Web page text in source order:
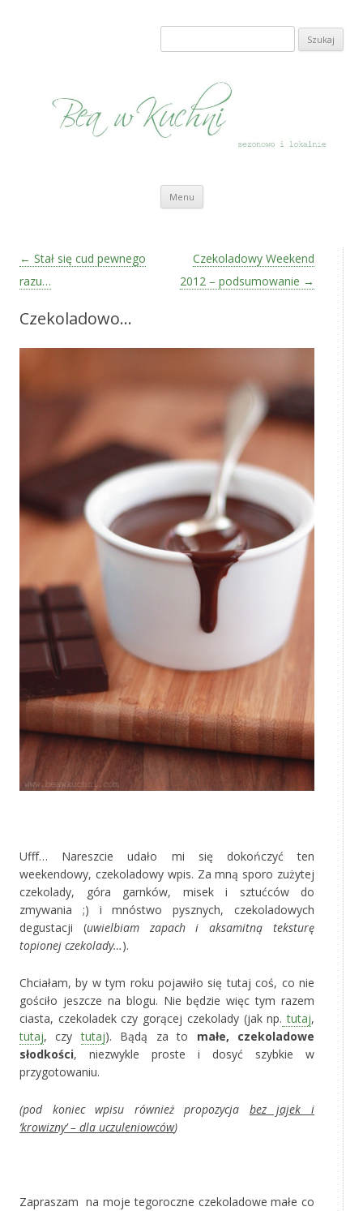
Szukaj:
Menu Przeskocz do treści
Zobacz wpisy
← Stał się cud pewnego
razu…
Czekoladowy Weekend
2012 – podsumowanie →
Czekoladowo…
Ufff… Nareszcie udało mi się dokończyć ten
weekendowy, czekoladowy wpis. Za mną sporo zużytej
czekolady, góra garnków, misek i sztućców do
zmywania ;) i mnóstwo pysznych, czekoladowych
degustacji (uwielbiam zapach i aksamitną teksturę
topionej czekolady…).
Chciałam, by w tym roku pojawiło się tutaj coś, co nie
gościło jeszcze na blogu. Nie będzie więc tym razem
ciasta, czekoladek czy gorącej czekolady (jak np. tutaj,
tutaj, czytutaj). Bądą za to małe, czekoladowe
słodkości, niezwykle proste i dosyć szybkie w
przygotowaniu.
(pod koniec wpisu również propozycja bez jajek i
‘krowizny’ – dla uczuleniowców)
Zapraszam na moje tegoroczne czekoladowe małe co